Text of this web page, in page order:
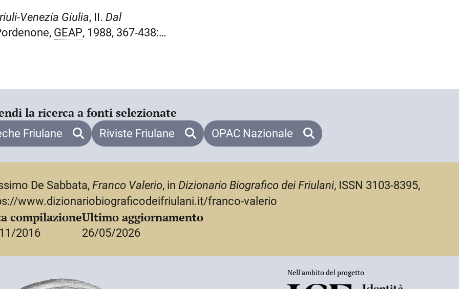
e una testa su via Cavour; gli
scalone principale, realizzati tra il
artisti friulani (novembre-
giuria, prima di trasferirsi a
completato le decorazioni per il
dei monumenti di piazza
bombardamenti e insegnò arte
biennio 1919-1920. Il suo
e stilizzazioni floreali, trovò
tra le importanti commissioni per la
si ricorda il monumento per i
rientrò in Italia e, dopo
aMilano, dove morì
Venezia Giulia, II. Dal
GEAP, 1988, 367-438:
la ricerca a fonti selezionate
Friulane Riviste Friulane OPAC Nazionale
De Sabbata, Franco Valerio, in Dizionario Biografico dei Friulani, ISSN 3103-8395,
www.dizionariobiograficodeifriulani.it/franco-valerio
compilazione
2016
Ultimo aggiornamento
26/05/2026
Nell'ambito del progetto